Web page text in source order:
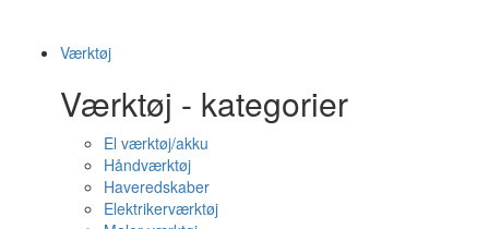
Værktøj
Værktøj - kategorier
El værktøj/akku
Håndværktøj
Haveredskaber
Elektrikerværktøj